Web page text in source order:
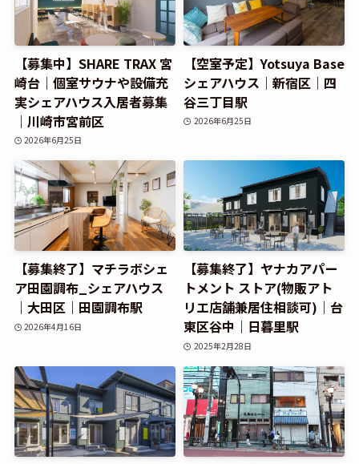
【募集中】SHARE TRAX 宮
崎台｜個室サウナや設備充
実シェアハウス入居者募集
｜川崎市宮前区
2026年6月25日
【空室予定】Yotsuya Base
シェアハウス｜新宿区｜四
谷三丁目駅
2026年6月25日
【募集終了】マチラボシェ
ア田園調布_シェアハウス
｜大田区｜田園調布駅
2026年4月16日
【募集終了】ヤナカアパー
トメント ストア(物販アト
リエ店舗兼居住相談可)｜台
東区谷中｜日暮里駅
2025年2月28日